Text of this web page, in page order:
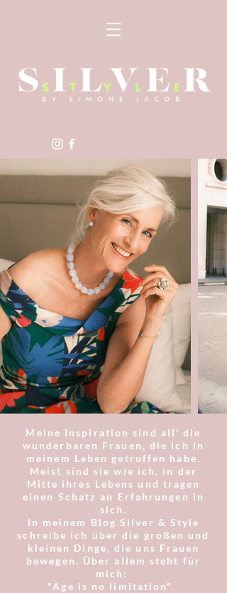
Meine Inspiration sind all' die
wunderbaren Frauen, die ich in
meinem Leben getroffen habe.
Meist sind sie wie ich, in der
Mitte ihres Lebens und tragen
einen Schatz an Erfahrungen in
sich.
In meinem Blog Silver & Style
schreibe ich über die großen und
kleinen Dinge, die uns Frauen
bewegen. Über allem steht für
mich:
"Age is no limitation".